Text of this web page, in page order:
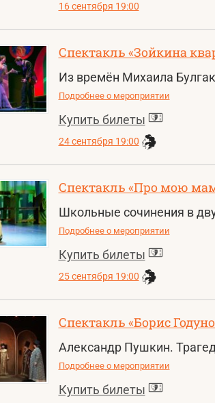
16 сентября 19:00
Спектакль «Зойкина
Из времён Михаила
Подробнее о мероприятии
Купить билеты
24 сентября 19:00
Спектакль «Про мою
Школьные сочинения в
Подробнее о мероприятии
Купить билеты
25 сентября 19:00
Спектакль «Борис
Александр Пушкин.
Подробнее о мероприятии
Купить билеты